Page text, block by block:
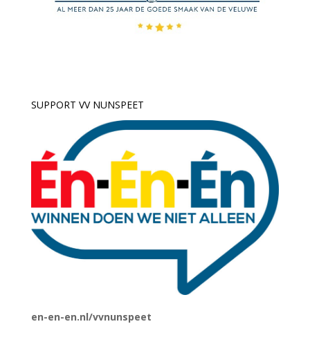
SUPPORT VV NUNSPEET
en-en-en.nl/vvnunspeet